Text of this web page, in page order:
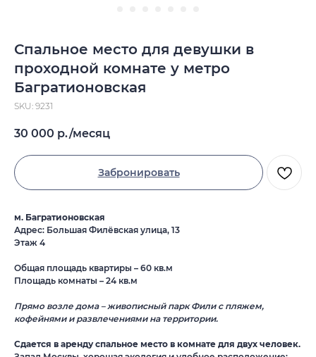
Спальное место для девушки в
проходной комнате у метро
Багратионовская
SKU: 9231
30 000 р./месяц
Забронировать
м. Багратионовская
Адрес: Большая Филёвская улица, 13
Этаж 4
Общая площадь квартиры – 60 кв.м
Площадь комнаты – 24 кв.м
Прямо возле дома – живописный парк Фили с пляжем,
кофейнями и развлечениями на территории.
Сдается в аренду спальное место в комнате для двух человек.